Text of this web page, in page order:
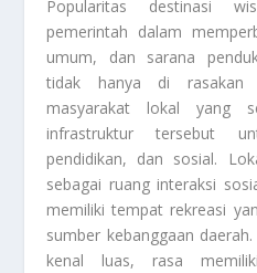
Popularitas destinasi
pemerintah dalam
umum, dan sarana
tidak hanya di rasakan
masyarakat lokal yang
infrastruktur tersebut
pendidikan, dan sosial.
sebagai ruang interaksi
memiliki tempat rekreasi
sumber kebanggaan
kenal luas, rasa